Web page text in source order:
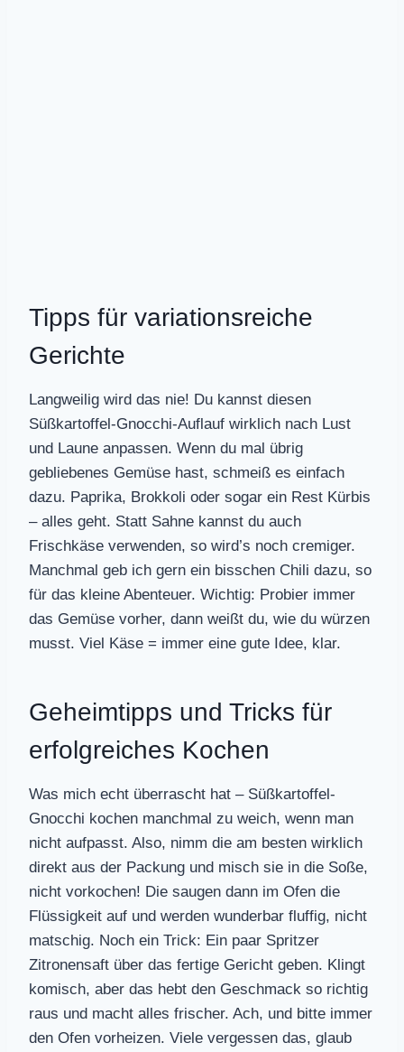
Tipps für variationsreiche
Gerichte
Langweilig wird das nie! Du kannst diesen
Süßkartoffel-Gnocchi-Auflauf wirklich nach Lust
und Laune anpassen. Wenn du mal übrig
gebliebenes Gemüse hast, schmeiß es einfach
dazu. Paprika, Brokkoli oder sogar ein Rest Kürbis
– alles geht. Statt Sahne kannst du auch
Frischkäse verwenden, so wird’s noch cremiger.
Manchmal geb ich gern ein bisschen Chili dazu, so
für das kleine Abenteuer. Wichtig: Probier immer
das Gemüse vorher, dann weißt du, wie du würzen
musst. Viel Käse = immer eine gute Idee, klar.
Geheimtipps und Tricks für
erfolgreiches Kochen
Was mich echt überrascht hat – Süßkartoffel-
Gnocchi kochen manchmal zu weich, wenn man
nicht aufpasst. Also, nimm die am besten wirklich
direkt aus der Packung und misch sie in die Soße,
nicht vorkochen! Die saugen dann im Ofen die
Flüssigkeit auf und werden wunderbar fluffig, nicht
matschig. Noch ein Trick: Ein paar Spritzer
Zitronensaft über das fertige Gericht geben. Klingt
komisch, aber das hebt den Geschmack so richtig
raus und macht alles frischer. Ach, und bitte immer
den Ofen vorheizen. Viele vergessen das, glaub